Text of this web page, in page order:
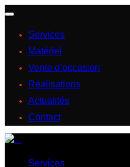
Services
Matériel
Vente d’occasion
Réalisations
Actualités
Contact
Services